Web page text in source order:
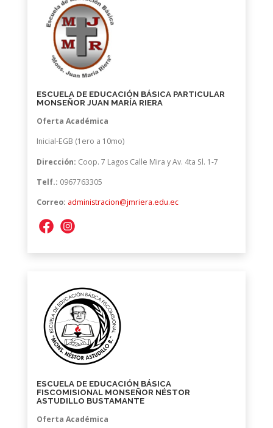
ESCUELA DE EDUCACIÓN BÁSICA PARTICULAR
MONSEÑOR JUAN MARÍA RIERA
Oferta Académica
Inicial-EGB (1ero a 10mo)
Dirección: Coop. 7 Lagos Calle Mira y Av. 4ta Sl. 1-7
Telf.: 0967763305
Correo: administracion@jmriera.edu.ec
ESCUELA DE EDUCACIÓN BÁSICA
FISCOMISIONAL MONSEÑOR NÉSTOR
ASTUDILLO BUSTAMANTE
Oferta Académica